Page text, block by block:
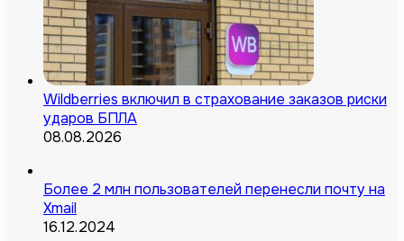
Wildberries включил в страхование заказов риски
ударов БПЛА
08.08.2026
Более 2 млн пользователей перенесли почту на
Xmail
16.12.2024